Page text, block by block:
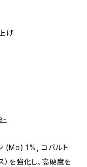
げ
(Mo) 1%, コバルト
を強化し、高硬度を